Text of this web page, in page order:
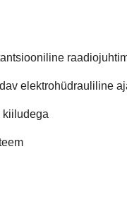
elektrohüdrauliline
kiiludega